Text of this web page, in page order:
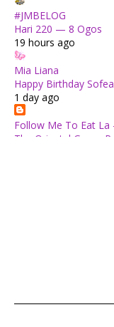
#JMBELOG
Hari 220 — 8 Ogos
19 hours ago
Mia Liana
Happy Birthday
1 day ago
Follow Me To Eat
The Oriental Group